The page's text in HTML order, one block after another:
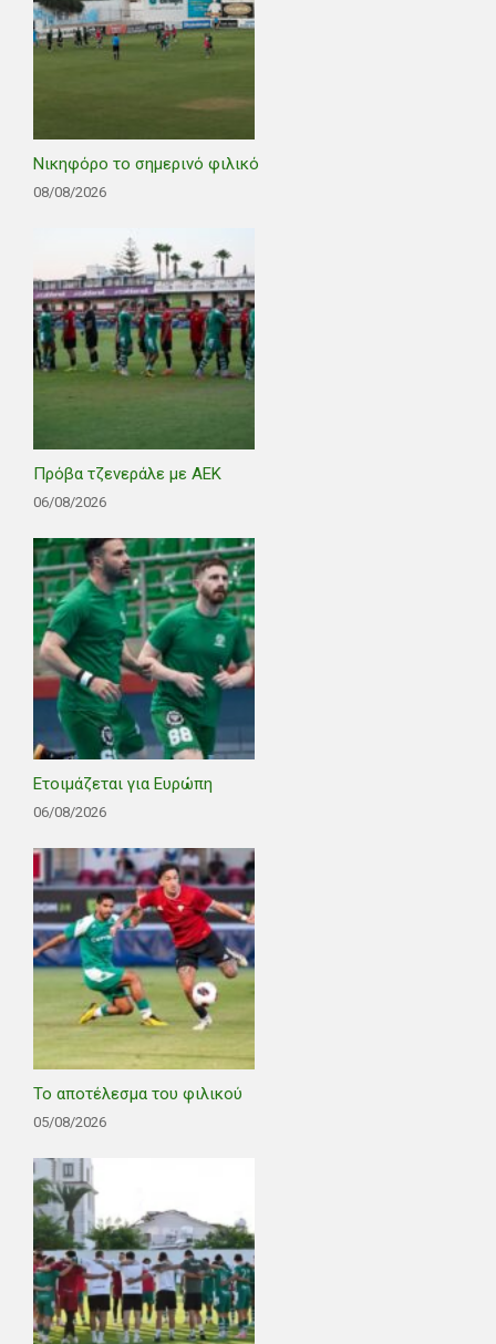
Νικηφόρο το σημερινό φιλικό
08/08/2026
Πρόβα τζενεράλε με ΑΕΚ
06/08/2026
Ετοιμάζεται για Ευρώπη
06/08/2026
Το αποτέλεσμα του φιλικού
05/08/2026